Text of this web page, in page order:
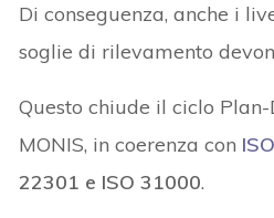
Di conseguenza, anche i
soglie di rilevamento
Questo chiude il ciclo Plan-
MONIS, in coerenza con
22301 e ISO 31000.